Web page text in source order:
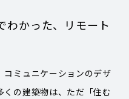
わかった、リモート
コミュニケーションのデザ
の建築物は、ただ「住む